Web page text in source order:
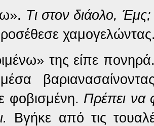
Τι στον διάολο, Έμς;
της είπε
φοβισμένη. Πρέπει να
Βγήκε από τις